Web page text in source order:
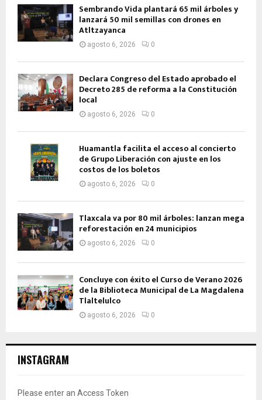
Sembrando Vida plantará 65 mil árboles y
lanzará 50 mil semillas con drones en
Atltzayanca
agosto 6, 2026 0
Declara Congreso del Estado aprobado el
Decreto 285 de reforma a la Constitución
local
agosto 6, 2026 0
Huamantla facilita el acceso al concierto
de Grupo Liberación con ajuste en los
costos de los boletos
agosto 6, 2026 0
Tlaxcala va por 80 mil árboles: lanzan mega
reforestación en 24 municipios
agosto 6, 2026 0
Concluye con éxito el Curso de Verano 2026
de la Biblioteca Municipal de La Magdalena
Tlaltelulco
agosto 6, 2026 0
INSTAGRAM
Please enter an Access Token